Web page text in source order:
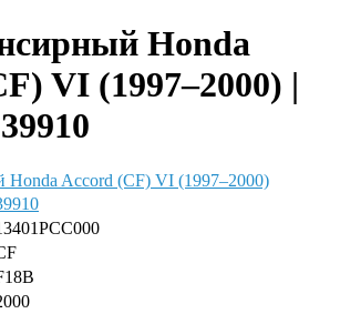
Honda
VI (1997–2000) |